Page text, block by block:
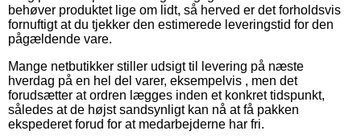
behøver produktet lige om lidt, så herved er det forholdsvis
fornuftigt at du tjekker den estimerede leveringstid for den
pågældende vare.
Mange netbutikker stiller udsigt til levering på næste
hverdag på en hel del varer, eksempelvis , men det
forudsætter at ordren lægges inden et konkret tidspunkt,
således at de højst sandsynligt kan nå at få pakken
ekspederet forud for at medarbejderne har fri.